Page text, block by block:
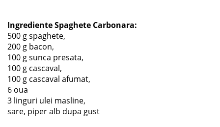
Ingrediente Spaghete Carbonara:
500 g spaghete,
200 g bacon,
100 g sunca presata,
100 g cascaval,
100 g cascaval afumat,
6 oua
3 linguri ulei masline,
sare, piper alb dupa gust